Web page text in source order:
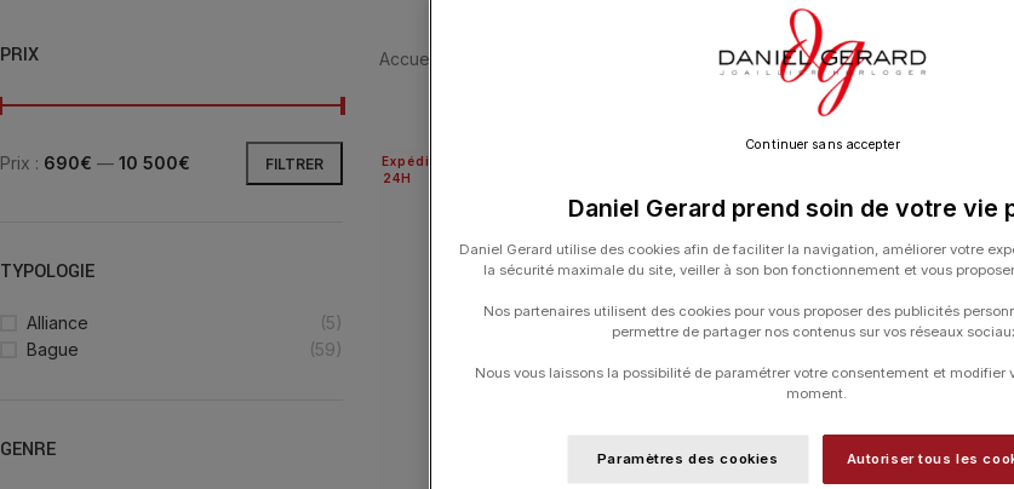
PRIX
FILTRER
Prix : 690€ — 10 500€
TYPOLOGIE
Alliance
(5)
Bague
(59)
GENRE
Accueil Show 9 12
24H
Expédié
Daniel Gerard prend soin de votre vie
Daniel Gerard utilise des cookies afin de faciliter la navigation, améliorer votre
la sécurité maximale du site, veiller à son bon fonctionnement et vous
Nos partenaires utilisent des cookies pour vous proposer des publicités
permettre de partager nos contenus sur vos réseaux
Nous vous laissons la possibilité de paramétrer votre consentement et modifier
moment.
Paramètres des cookies Autoriser tous les
Continuer sans accepter